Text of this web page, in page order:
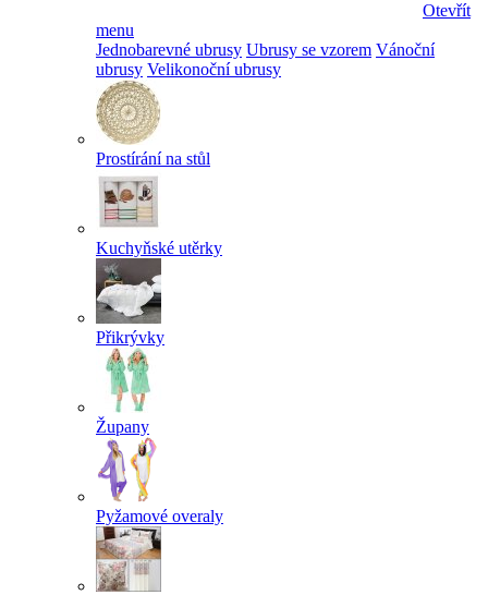
Otevřít
menu
Jednobarevné ubrusy Ubrusy se vzorem Vánoční
ubrusy Velikonoční ubrusy
Prostírání na stůl
Kuchyňské utěrky
Přikrývky
Župany
Pyžamové overaly